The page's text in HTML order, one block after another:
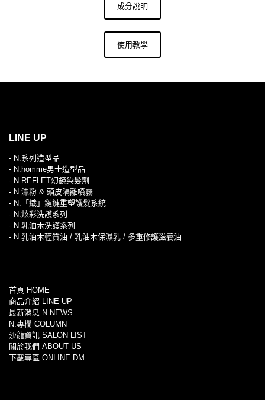
成分說明
使用教學
LINE UP
- N.系列造型品
- N.homme男士造型品
- N.REFLET幻鏡染髮劑
- N.漂粉 & 頭皮隔離噴霧
- N.「織」鏈鍵重塑護髮系統
- N.炫彩洗護系列
- N.乳油木洗護系列
- N.乳油木輕質油 / 乳油木保濕乳 / 多重修護滋養油
首頁 HOME
商品介紹 LINE UP
最新消息 N.NEWS
N.專欄 COLUMN
沙龍資訊 SALON LIST
關於我們 ABOUT US
下載專區 ONLINE DM